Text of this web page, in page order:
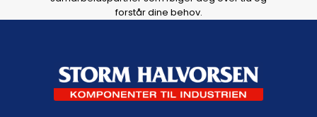
forstår dine behov.
Footer navigation